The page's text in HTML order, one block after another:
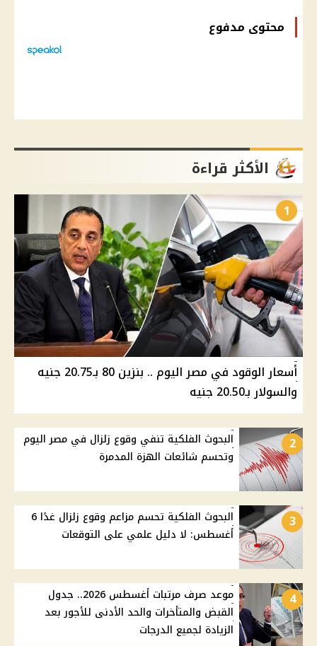
محتوى مدفوع
الأكثر قراءة
1
أسعار الوقود في مصر اليوم .. بنزين 80 بـ20.75 جنيه
والسولار بـ20.50 جنيه
2
البحوث الفلكية تنفي وقوع زلزال في مصر اليوم
وتحسم شائعات الهزة المدمرة
3
البحوث الفلكية تحسم مزاعم وقوع زلزال غدًا 6
أغسطس: لا دليل علمي على التوقعات
4
موعد صرف مرتبات أغسطس 2026.. جدول
القبض والمتأخرات والحد الأدنى للأجور بعد
الزيادة لجميع الدرجات